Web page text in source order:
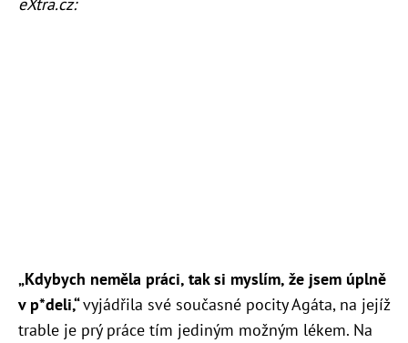
„Kdybych neměla práci, tak si myslím, že jsem úplně
v p*deli,“vyjádřila své současné pocity Agáta, na jejíž
trable je prý práce tím jediným možným lékem. Na